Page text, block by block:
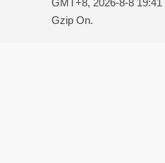
GMT+8, 2026-8-8 19:41
Gzip On.